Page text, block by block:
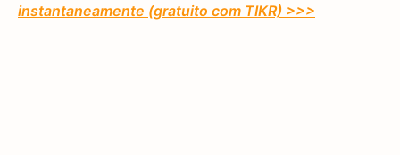
instantaneamente (gratuito com TIKR) >>>